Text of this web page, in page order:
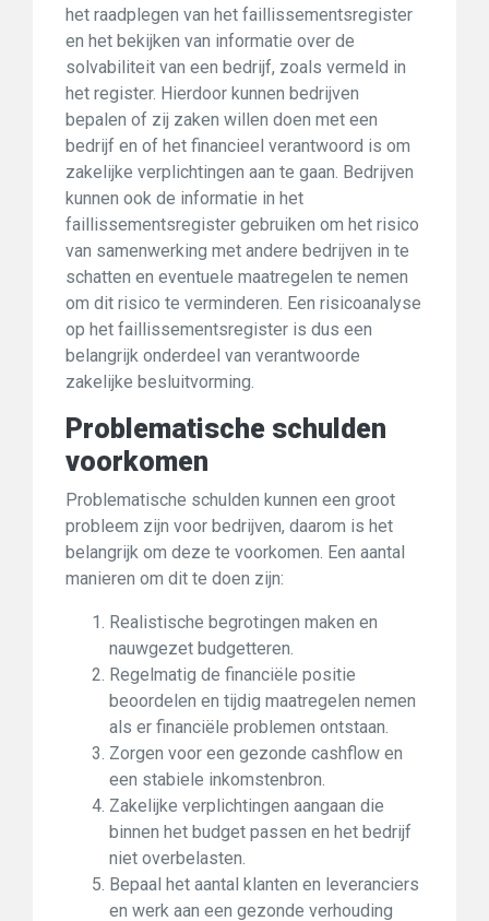
het raadplegen van het faillissementsregister
en het bekijken van informatie over de
solvabiliteit van een bedrijf, zoals vermeld in
het register. Hierdoor kunnen bedrijven
bepalen of zij zaken willen doen met een
bedrijf en of het financieel verantwoord is om
zakelijke verplichtingen aan te gaan. Bedrijven
kunnen ook de informatie in het
faillissementsregister gebruiken om het risico
van samenwerking met andere bedrijven in te
schatten en eventuele maatregelen te nemen
om dit risico te verminderen. Een risicoanalyse
op het faillissementsregister is dus een
belangrijk onderdeel van verantwoorde
zakelijke besluitvorming.
Problematische schulden
voorkomen
Problematische schulden kunnen een groot
probleem zijn voor bedrijven, daarom is het
belangrijk om deze te voorkomen. Een aantal
manieren om dit te doen zijn:
Realistische begrotingen maken en
nauwgezet budgetteren.
Regelmatig de financiële positie
beoordelen en tijdig maatregelen nemen
als er financiële problemen ontstaan.
Zorgen voor een gezonde cashflow en
een stabiele inkomstenbron.
Zakelijke verplichtingen aangaan die
binnen het budget passen en het bedrijf
niet overbelasten.
Bepaal het aantal klanten en leveranciers
en werk aan een gezonde verhouding